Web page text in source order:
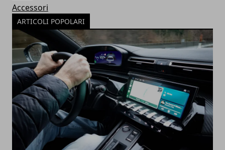
Accessori
ARTICOLI POPOLARI